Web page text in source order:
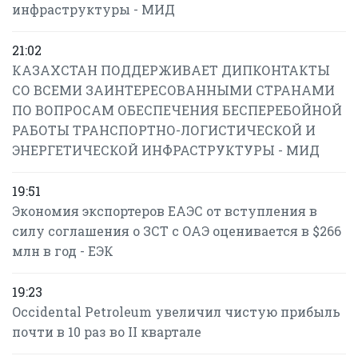
инфраструктуры - МИД
21:02
КАЗАХСТАН ПОДДЕРЖИВАЕТ ДИПКОНТАКТЫ
СО ВСЕМИ ЗАИНТЕРЕСОВАННЫМИ СТРАНАМИ
ПО ВОПРОСАМ ОБЕСПЕЧЕНИЯ БЕСПЕРЕБОЙНОЙ
РАБОТЫ ТРАНСПОРТНО-ЛОГИСТИЧЕСКОЙ И
ЭНЕРГЕТИЧЕСКОЙ ИНФРАСТРУКТУРЫ - МИД
19:51
Экономия экспортеров ЕАЭС от вступления в
силу соглашения о ЗСТ с ОАЭ оценивается в $266
млн в год - ЕЭК
19:23
Occidental Petroleum увеличил чистую прибыль
почти в 10 раз во II квартале